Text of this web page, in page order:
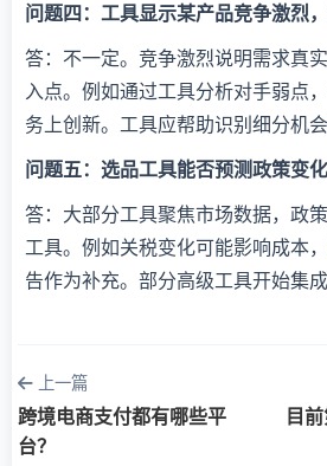
问题四：工具显示某产品竞争激烈
答：不一定。竞争激烈说明需求真
入点。例如通过工具分析对手弱点
务上创新。工具应帮助识别细分机
问题五：选品工具能否预测政策变化
答：大部分工具聚焦市场数据，政
工具。例如关税变化可能影响成本
告作为补充。部分高级工具开始集
上一篇
跨境电商支付都有哪些平
台？
目